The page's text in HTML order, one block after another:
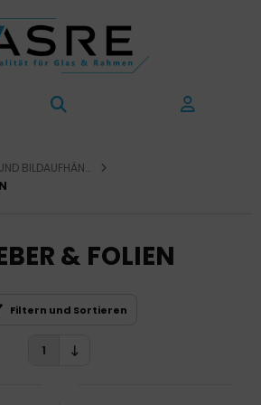
SPIEGEL- UND BILDAUFHÄNGUNG
& FOLIEN
Filtern und Sortieren
1